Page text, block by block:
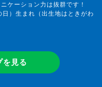
ケーション力は抜群です！
）生まれ（出生地はときがわ
を見る